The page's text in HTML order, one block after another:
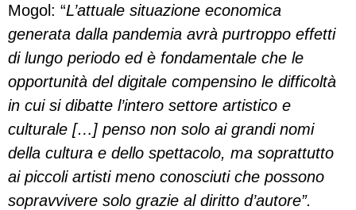
Mogol: “L’attuale situazione economica
generata dalla pandemia avrà purtroppo effetti
di lungo periodo ed è fondamentale che le
opportunità del digitale compensino le difficoltà
in cui si dibatte l’intero settore artistico e
culturale […] penso non solo ai grandi nomi
della cultura e dello spettacolo, ma soprattutto
ai piccoli artisti meno conosciuti che possono
sopravvivere solo grazie al diritto d’autore”.